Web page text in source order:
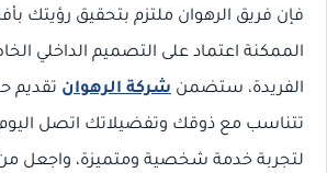
فإن فريق الرهوان ملتزم بتحقيق رؤيتك
الممكنة اعتماد على التصميم الداخلي
الفريدة، ستضمن شركة الرهوان
تتناسب مع ذوقك وتفضيلاتك اتصل اليوم
لتجربة خدمة شخصية ومتميزة، واجعل